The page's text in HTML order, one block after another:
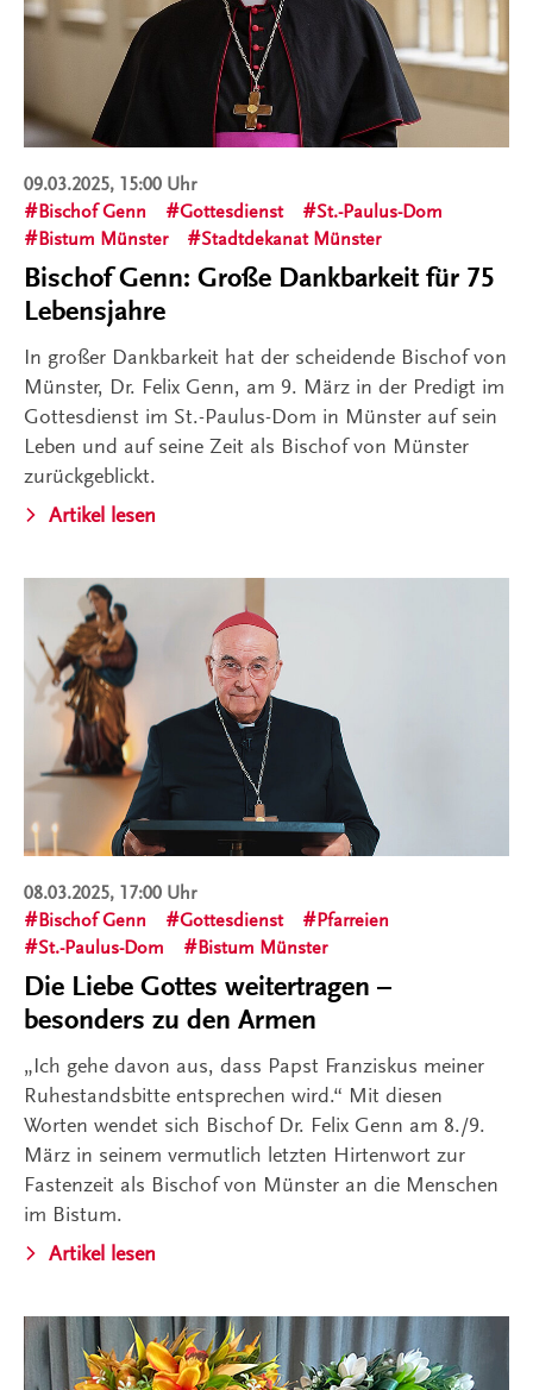
09.03.2025, 15:00 Uhr
Bischof Genn
Gottesdienst
St.-Paulus-Dom
Bistum Münster
Stadtdekanat Münster
Bischof Genn: Große Dankbarkeit für 75
Lebensjahre
In großer Dankbarkeit hat der scheidende Bischof von
Münster, Dr. Felix Genn, am 9. März in der Predigt im
Gottesdienst im St.-Paulus-Dom in Münster auf sein
Leben und auf seine Zeit als Bischof von Münster
zurückgeblickt.
Artikel lesen
08.03.2025, 17:00 Uhr
Bischof Genn
Gottesdienst
Pfarreien
St.-Paulus-Dom
Bistum Münster
Die Liebe Gottes weitertragen –
besonders zu den Armen
„Ich gehe davon aus, dass Papst Franziskus meiner
Ruhestandsbitte entsprechen wird.“ Mit diesen
Worten wendet sich Bischof Dr. Felix Genn am 8./9.
März in seinem vermutlich letzten Hirtenwort zur
Fastenzeit als Bischof von Münster an die Menschen
im Bistum.
Artikel lesen